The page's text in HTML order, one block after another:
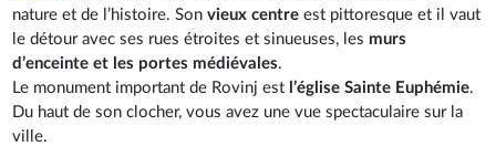
nature et de l’histoire. Sonvieux centre est pittoresque et il vaut
le détour avec ses rues étroites et sinueuses, les murs
d’enceinte et les portes médiévales.
Le monument important de Rovinj est l’église Sainte Euphémie.
Du haut de son clocher, vous avez une vue spectaculaire sur la
ville.